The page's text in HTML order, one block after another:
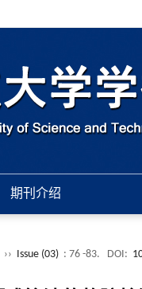
期刊介绍
›› Issue (03) : 76 -83. DOI: